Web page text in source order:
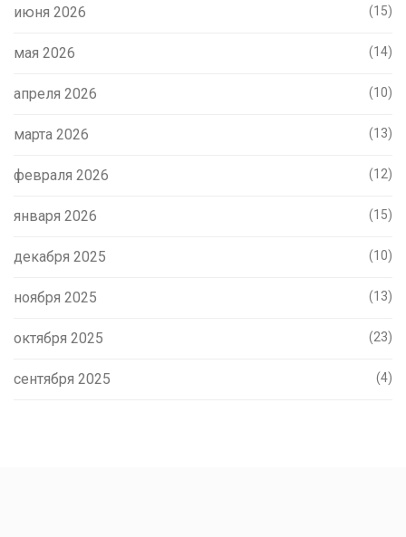
июня 2026 (15)
мая 2026 (14)
апреля 2026 (10)
марта 2026 (13)
февраля 2026 (12)
января 2026 (15)
декабря 2025 (10)
ноября 2025 (13)
октября 2025 (23)
сентября 2025 (4)